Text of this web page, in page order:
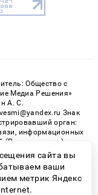
Общество с
Медиа Решения»
А. С.
Знак
орган:
информационных
(Роскомнадзор)
от 21.01.2022
сайта вы
ваши
метрик Яндекс